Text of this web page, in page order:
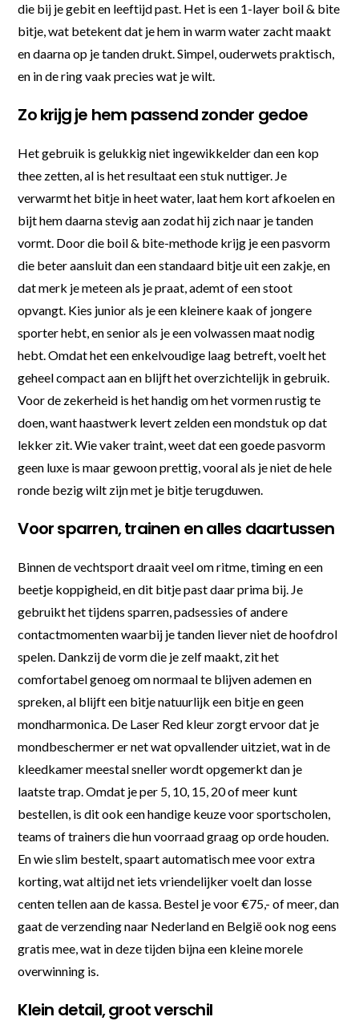
die bij je gebit en leeftijd past. Het is een 1-layer boil & bite
bitje, wat betekent dat je hem in warm water zacht maakt
en daarna op je tanden drukt. Simpel, ouderwets praktisch,
en in de ring vaak precies wat je wilt.
Zo krijg je hem passend zonder gedoe
Het gebruik is gelukkig niet ingewikkelder dan een kop
thee zetten, al is het resultaat een stuk nuttiger. Je
verwarmt het bitje in heet water, laat hem kort afkoelen en
bijt hem daarna stevig aan zodat hij zich naar je tanden
vormt. Door die boil & bite-methode krijg je een pasvorm
die beter aansluit dan een standaard bitje uit een zakje, en
dat merk je meteen als je praat, ademt of een stoot
opvangt. Kies junior als je een kleinere kaak of jongere
sporter hebt, en senior als je een volwassen maat nodig
hebt. Omdat het een enkelvoudige laag betreft, voelt het
geheel compact aan en blijft het overzichtelijk in gebruik.
Voor de zekerheid is het handig om het vormen rustig te
doen, want haastwerk levert zelden een mondstuk op dat
lekker zit. Wie vaker traint, weet dat een goede pasvorm
geen luxe is maar gewoon prettig, vooral als je niet de hele
ronde bezig wilt zijn met je bitje terugduwen.
Voor sparren, trainen en alles daartussen
Binnen de vechtsport draait veel om ritme, timing en een
beetje koppigheid, en dit bitje past daar prima bij. Je
gebruikt het tijdens sparren, padsessies of andere
contactmomenten waarbij je tanden liever niet de hoofdrol
spelen. Dankzij de vorm die je zelf maakt, zit het
comfortabel genoeg om normaal te blijven ademen en
spreken, al blijft een bitje natuurlijk een bitje en geen
mondharmonica. De Laser Red kleur zorgt ervoor dat je
mondbeschermer er net wat opvallender uitziet, wat in de
kleedkamer meestal sneller wordt opgemerkt dan je
laatste trap. Omdat je per 5, 10, 15, 20 of meer kunt
bestellen, is dit ook een handige keuze voor sportscholen,
teams of trainers die hun voorraad graag op orde houden.
En wie slim bestelt, spaart automatisch mee voor extra
korting, wat altijd net iets vriendelijker voelt dan losse
centen tellen aan de kassa. Bestel je voor €75,- of meer, dan
gaat de verzending naar Nederland en België ook nog eens
gratis mee, wat in deze tijden bijna een kleine morele
overwinning is.
Klein detail, groot verschil